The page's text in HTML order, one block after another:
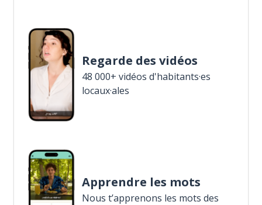
Regarde des vidéos
48 000+ vidéos d'habitants·es
locaux·ales
Apprendre les mots
Nous t’apprenons les mots des